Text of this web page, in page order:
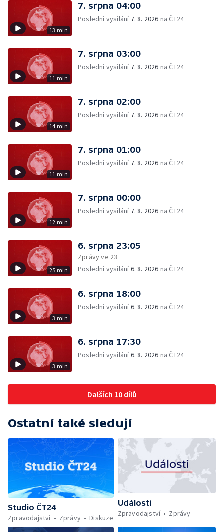
13 min
7. srpna 04:00
Poslední vysílání 7. 8. 2026 na ČT24
11 min
7. srpna 03:00
Poslední vysílání 7. 8. 2026 na ČT24
14 min
7. srpna 02:00
Poslední vysílání 7. 8. 2026 na ČT24
11 min
7. srpna 01:00
Poslední vysílání 7. 8. 2026 na ČT24
12 min
7. srpna 00:00
Poslední vysílání 7. 8. 2026 na ČT24
25 min
6. srpna 23:05
Zprávy ve 23
Poslední vysílání6. 8. 2026 na ČT24
3 min
6. srpna 18:00
Poslední vysílání6. 8. 2026 na ČT24
3 min
6. srpna 17:30
Poslední vysílání6. 8. 2026 na ČT24
Dalších 10 dílů
Ostatní také sledují
Studio ČT24
Zpravodajství
Zprávy Diskuze
Události
Zpravodajství
Zprávy